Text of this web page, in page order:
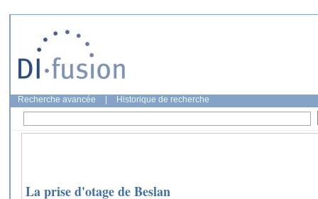
Recherche avancée Historique de recherche
La prise d'otage de Beslan